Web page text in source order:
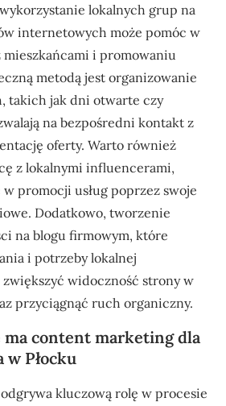
lokalnych grup na
internetowych może pomóc w
i promowaniu
metodą jest organizowanie
takich jak dni otwarte czy
na bezpośredni kontakt z
oferty. Warto również
z lokalnymi influencerami,
promocji usług poprzez swoje
Dodatkowo, tworzenie
na blogu firmowym, które
i potrzeby lokalnej
zwiększyć widoczność strony w
przyciągnąć ruch organiczny.
ma content marketing dla
w Płocku
kluczową rolę w procesie